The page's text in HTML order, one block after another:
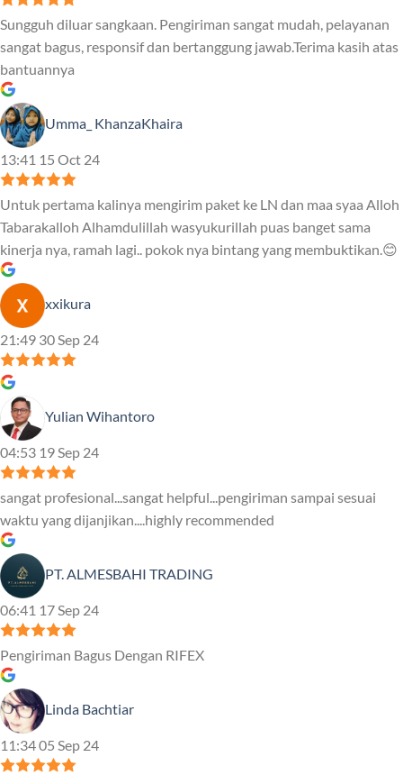
Sungguh diluar sangkaan. Pengiriman sangat mudah, pelayanan
sangat bagus, responsif dan bertanggung jawab.Terima kasih atas
bantuannya
Umma_ KhanzaKhaira
13:41 15 Oct 24
Untuk pertama kalinya mengirim paket ke LN dan maa syaa Alloh
Tabarakalloh Alhamdulillah wasyukurillah puas banget sama
kinerja nya, ramah lagi.. pokok nya bintang yang membuktikan.😊
xxikura
21:49 30 Sep 24
Yulian Wihantoro
04:53 19 Sep 24
sangat profesional...sangat helpful...pengiriman sampai sesuai
waktu yang dijanjikan....highly recommended
PT. ALMESBAHI TRADING
06:41 17 Sep 24
Pengiriman Bagus Dengan RIFEX
Linda Bachtiar
11:34 05 Sep 24